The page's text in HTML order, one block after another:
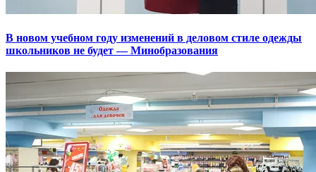
В новом учебном году изменений в деловом стиле одежды
школьников не будет — Минобразования